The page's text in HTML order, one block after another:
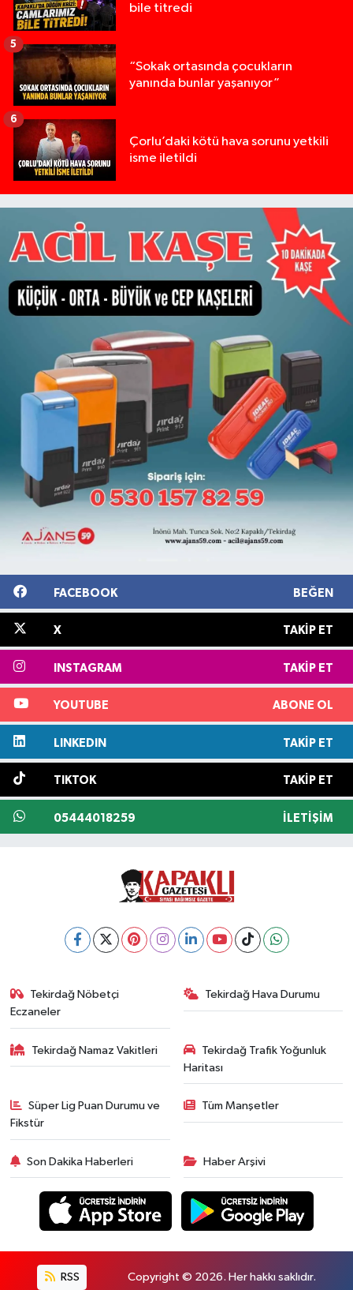
bile titredi
“Sokak ortasında çocukların
yanında bunlar yaşanıyor”
5
Çorlu’daki kötü hava sorunu yetkili
isme iletildi
6
FACEBOOK BEĞEN
X TAKIP ET
INSTAGRAM TAKIP ET
YOUTUBE ABONE OL
LINKEDIN TAKIP ET
TIKTOK TAKIP ET
05444018259 İLETIŞIM
Tekirdağ Nöbetçi
Eczaneler
Tekirdağ Hava Durumu
Tekirdağ Namaz Vakitleri
Tekirdağ Trafik Yoğunluk
Haritası
Süper Lig Puan Durumu ve
Fikstür
Tüm Manşetler
Son Dakika Haberleri Haber Arşivi
RSS Copyright © 2026. Her hakkı saklıdır.